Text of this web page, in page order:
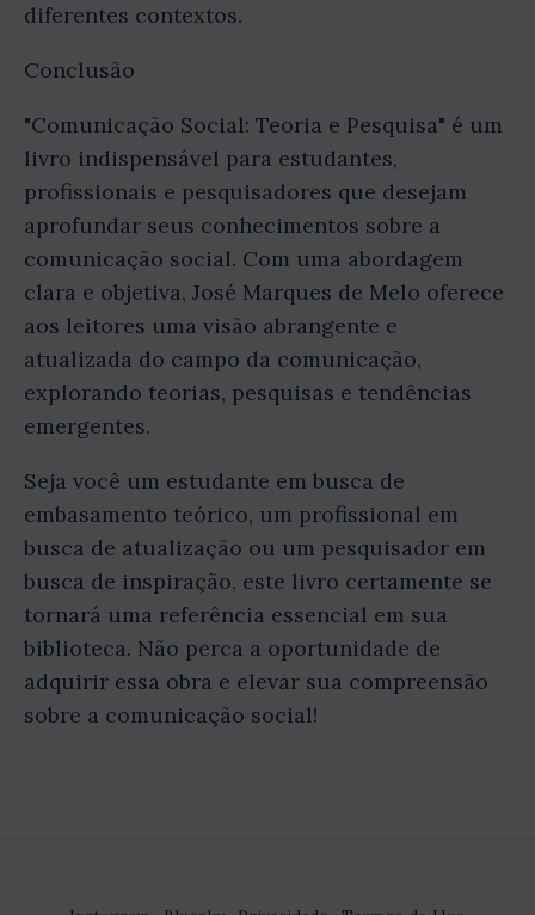
diferentes contextos.
Conclusão
"Comunicação Social: Teoria e Pesquisa" é um
livro indispensável para estudantes,
profissionais e pesquisadores que desejam
aprofundar seus conhecimentos sobre a
comunicação social. Com uma abordagem
clara e objetiva, José Marques de Melo oferece
aos leitores uma visão abrangente e
atualizada do campo da comunicação,
explorando teorias, pesquisas e tendências
emergentes.
Seja você um estudante em busca de
embasamento teórico, um profissional em
busca de atualização ou um pesquisador em
busca de inspiração, este livro certamente se
tornará uma referência essencial em sua
biblioteca. Não perca a oportunidade de
adquirir essa obra e elevar sua compreensão
sobre a comunicação social!